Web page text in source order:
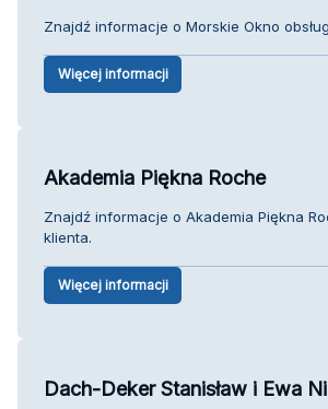
Znajdź informacje o Morskie Okno
Więcej informacji
Akademia Piękna Roche
Znajdź informacje o Akademia Piękna
klienta.
Więcej informacji
Dach-Deker Stanisław i Ewa